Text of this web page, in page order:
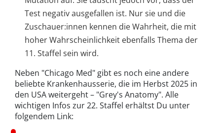
Test negativ ausgefallen ist. Nur sie und die
Zuschauer:innen kennen die Wahrheit, die mit
hoher Wahrscheinlichkeit ebenfalls Thema der
11. Staffel sein wird.
Neben "Chicago Med" gibt es noch eine andere
beliebte Krankenhausserie, die im Herbst 2025 in
den USA weitergeht – "Grey's Anatomy". Alle
wichtigen Infos zur 22. Staffel erhältst Du unter
folgendem Link: